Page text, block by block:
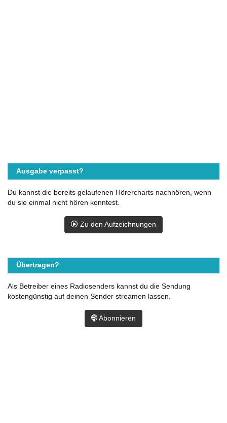
Ausgabe verpasst?
Du kannst die bereits gelaufenen Hörercharts nachhören, wenn
du sie einmal nicht hören konntest.
Zu den Aufzeichnungen
Übertragen?
Als Betreiber eines Radiosenders kannst du die Sendung
kostengünstig auf deinen Sender streamen lassen.
Abonnieren